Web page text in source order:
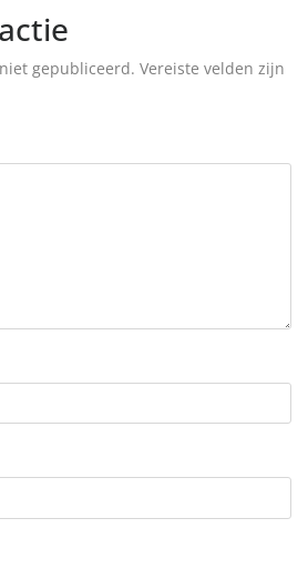
gepubliceerd. Vereiste velden zijn